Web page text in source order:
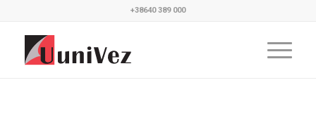
+38640 389 000